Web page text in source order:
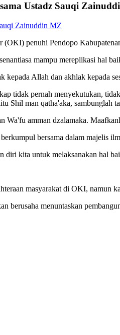
Ustadz Sauqi
penuhi Pendopo
mampu mereplikasi hal
Allah dan akhlak kepada
tidak pernah menyekutukan,
Shil man qatha'aka, sambunglah
amman dzalamaka.
bersama dalam majelis
kita untuk melaksanakan hal
masyarakat di OKI, namun
berusaha menuntaskan